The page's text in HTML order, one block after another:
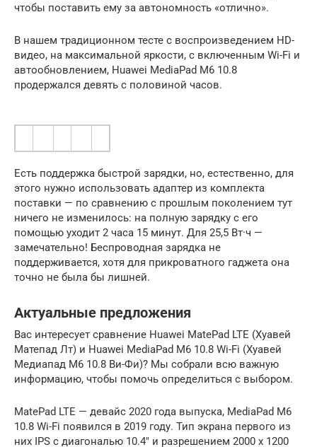
чтобы поставить ему за автономность «отлично».
В нашем традиционном тесте с воспроизведением HD-
видео, на максимальной яркости, с включенным Wi-Fi и
автообновлением, Huawei MediaPad M6 10.8
продержался девять с половиной часов.
Есть поддержка быстрой зарядки, но, естественно, для
этого нужно использовать адаптер из комплекта
поставки — по сравнению с прошлым поколением тут
ничего не изменилось: на полную зарядку с его
помощью уходит 2 часа 15 минут. Для 25,5 Вт·ч —
замечательно! Беспроводная зарядка не
поддерживается, хотя для прикроватного гаджета она
точно не была бы лишней.
Актуальные предложения
Вас интересует сравнение Huawei MatePad LTE (Хуавей
Матепад Лт) и Huawei MediaPad M6 10.8 Wi-Fi (Хуавей
Медиапад М6 10.8 Ви-Фи)? Мы собрали всю важную
информацию, чтобы помочь определиться с выбором.
MatePad LTE — девайс 2020 года выпуска, MediaPad M6
10.8 Wi-Fi появился в 2019 году. Тип экрана первого из
них IPS с диагональю 10.4″ и разрешением 2000 x 1200